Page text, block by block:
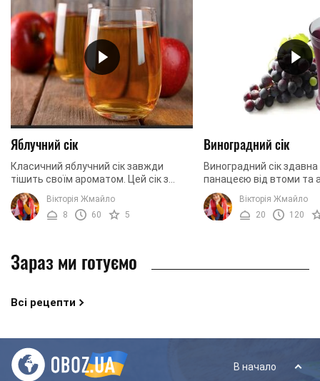
Яблучний сік
Класичний яблучний сік завжди
тішить своїм ароматом. Цей сік з
легкою кислинкою, в залежності від
сорту яблук. Таємниця приготування
соку полягає в ...
Вікторія Жмайло
8
60 5
Виноградний сік
Виноградний сік
панацеєю від втоми та
Цей сік містить багато
та мікроелементів. Сік
спрагу ...
Вікторія Жмайло
20
120
Зараз ми готуємо
Всі рецепти
В начало